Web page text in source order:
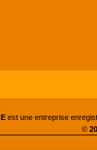
est une entreprise
©